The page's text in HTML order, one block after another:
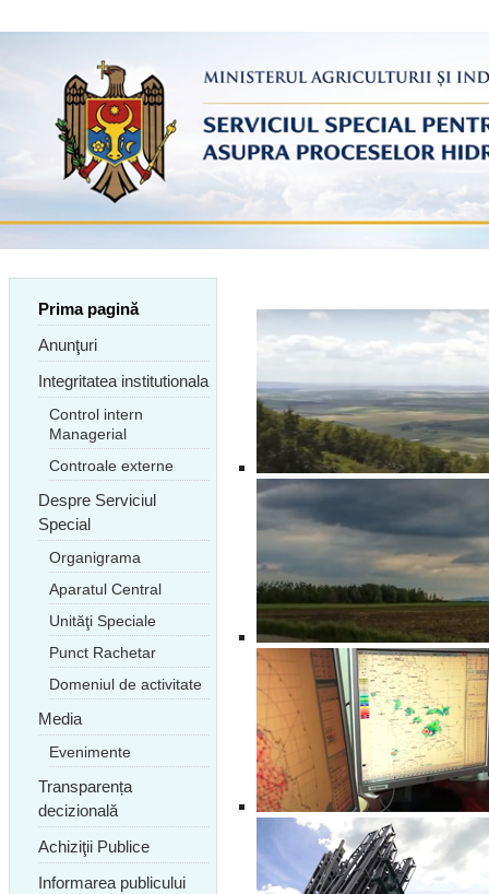
Prima pagină
Anunţuri
Integritatea institutionala
Control intern
Managerial
Controale externe
Despre Serviciul
Special
Organigrama
Aparatul Central
Unităţi Speciale
Punct Rachetar
Domeniul de activitate
Media
Evenimente
Transparența
decizională
Achiziţii Publice
Informarea publicului